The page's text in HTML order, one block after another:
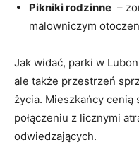
Pikniki ⁢rodzinne
–
malowniczym
Jak widać, parki w
ale także przestrzeń
życia. Mieszkańcy
połączeniu z licznymi​
odwiedzających.